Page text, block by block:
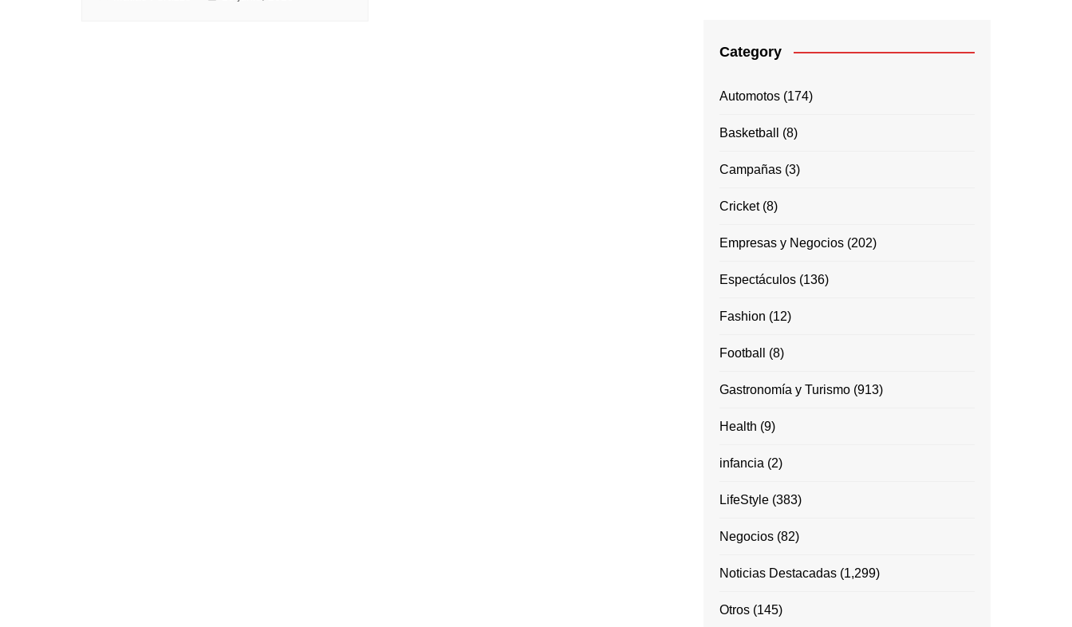
Category
Automotos (174)
Basketball (8)
Campañas (3)
Cricket(8)
Empresas y Negocios (202)
Espectáculos (136)
Fashion (12)
Football (8)
Gastronomía y Turismo (913)
Health (9)
infancia (2)
LifeStyle (383)
Negocios (82)
Noticias Destacadas (1,299)
Otros (145)